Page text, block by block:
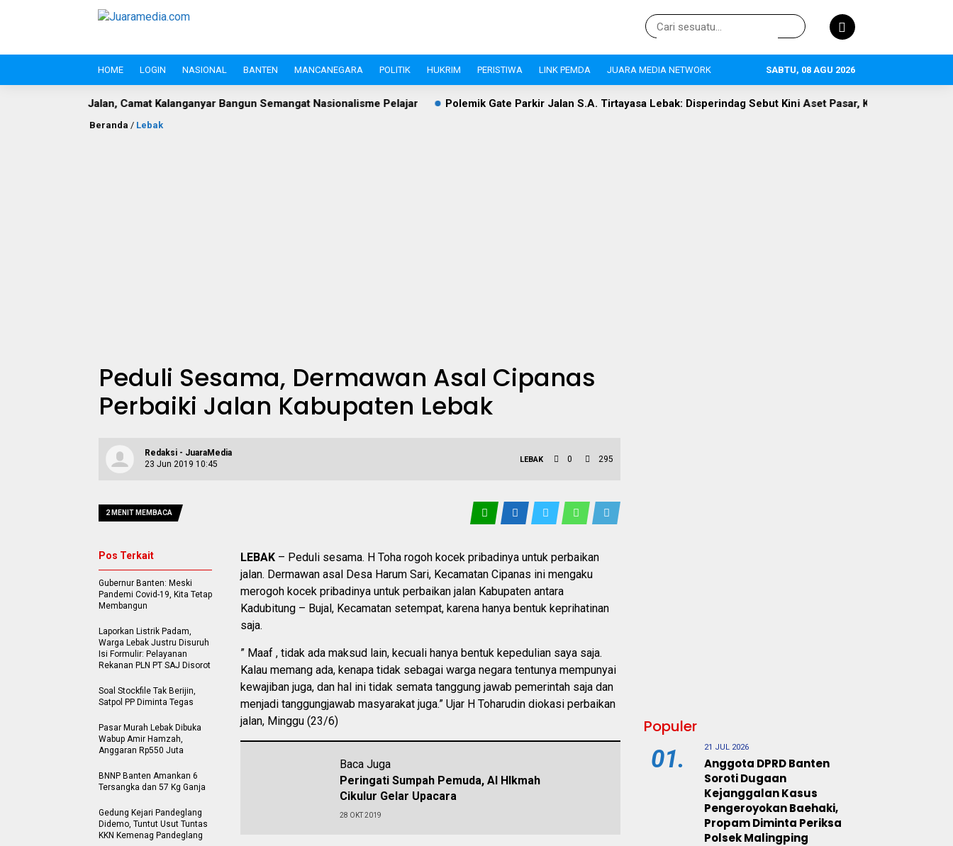
HOME LOGIN NASIONAL BANTEN MANCANEGARA POLITIK HUKRIM PERISTIWA LINK PEMDA JUARA MEDIA NETWORK SABTU, 08 AGU 2026
Camat Kalanganyar Bangun Semangat Nasionalisme Pelajar Polemik Gate Parkir Jalan S.A. Tirtayasa Lebak: Disperindag Sebut Kini Aset Pasar, Keluhan Warga Siap Dievaluasi
Beranda / Lebak
Peduli Sesama, Dermawan Asal Cipanas
Perbaiki Jalan Kabupaten Lebak
Redaksi - JuaraMedia
23 Jun 2019 10:45
LEBAK 0 295
2 MENIT MEMBACA
LEBAK – Peduli sesama. H Toha rogoh kocek pribadinya untuk perbaikan
jalan. Dermawan asal Desa Harum Sari, Kecamatan Cipanas ini mengaku
merogoh kocek pribadinya untuk perbaikan jalan Kabupaten antara
Kadubitung – Bujal, Kecamatan setempat, karena hanya bentuk keprihatinan
saja.
” Maaf , tidak ada maksud lain, kecuali hanya bentuk kepedulian saya saja.
Kalau memang ada, kenapa tidak sebagai warga negara tentunya mempunyai
kewajiban juga, dan hal ini tidak semata tanggung jawab pemerintah saja dan
menjadi tanggungjawab masyarakat juga.” Ujar H Toharudin diokasi perbaikan
jalan, Minggu (23/6)
Baca Juga
Peringati Sumpah Pemuda, Al HIkmah
Cikulur Gelar Upacara
28 OKT 2019
Pos Terkait
Gubernur Banten: Meski
Pandemi Covid-19, Kita Tetap
Membangun
Laporkan Listrik Padam,
Warga Lebak Justru Disuruh
Isi Formulir: Pelayanan
Rekanan PLN PT SAJ Disorot
Soal Stockfile Tak Berijin,
Satpol PP Diminta Tegas
Pasar Murah Lebak Dibuka
Wabup Amir Hamzah,
Anggaran Rp550 Juta
BNNP Banten Amankan 6
Tersangka dan 57 Kg Ganja
Gedung Kejari Pandeglang
Didemo, Tuntut Usut Tuntas
KKN Kemenag Pandeglang
Populer
01. 21 JUL 2026
Anggota DPRD Banten
Soroti Dugaan
Kejanggalan Kasus
Pengeroyokan Baehaki,
Propam Diminta Periksa
Polsek Malingping